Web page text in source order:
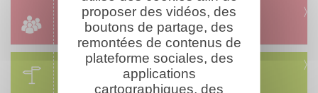
Groupes
Réservation & informations
Circuits
Visites & parcours thématiques
proposer des vidéos, des
boutons de partage, des
remontées de contenus de
plateforme sociales, des
applications
cartographiques, des